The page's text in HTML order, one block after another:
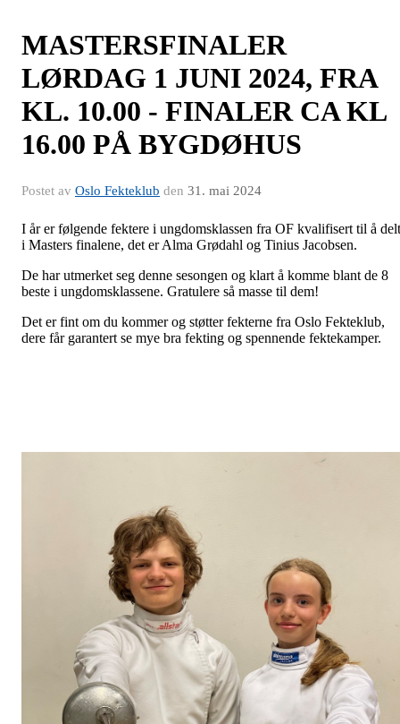
MASTERSFINALER
LØRDAG 1 JUNI 2024, FRA
KL. 10.00 - FINALER CA KL
16.00 PÅ BYGDØHUS
Postet av Oslo Fekteklub den 31. mai 2024
I år er følgende fektere i ungdomsklassen fra OF kvalifisert til å
i Masters finalene, det er Alma Grødahl og Tinius Jacobsen.
De har utmerket seg denne sesongen og klart å komme blant de 8
beste i ungdomsklassene. Gratulere så masse til dem!
Det er fint om du kommer og støtter fekterne fra Oslo Fekteklub,
dere får garantert se mye bra fekting og spennende fektekamper.